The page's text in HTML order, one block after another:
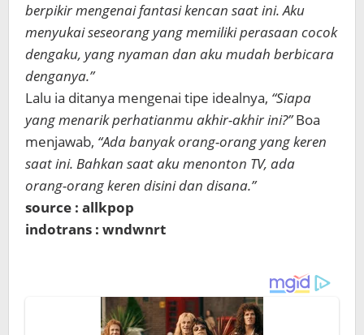
berpikir mengenai fantasi kencan saat ini. Aku
menyukai seseorang yang memiliki perasaan cocok
dengaku, yang nyaman dan aku mudah berbicara
denganya.”
Lalu ia ditanya mengenai tipe idealnya, “Siapa
yang menarik perhatianmu akhir-akhir ini?”Boa
menjawab, “Ada banyak orang-orang yang keren
saat ini. Bahkan saat aku menonton TV, ada
orang-orang keren disini dan disana.”
source : allkpop
indotrans : wndwnrt